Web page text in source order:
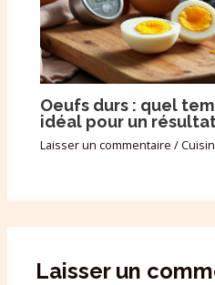
Oeufs durs : quel
idéal pour un
Laisser un commentaire /
Laisser un